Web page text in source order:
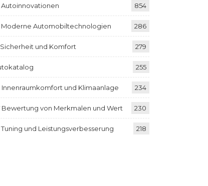
Autoinnovationen 854
Moderne Automobiltechnologien 286
und Komfort 279
255
und Klimaanlage 234
Bewertung von Merkmalen und Wert 230
Tuning und Leistungsverbesserung 218